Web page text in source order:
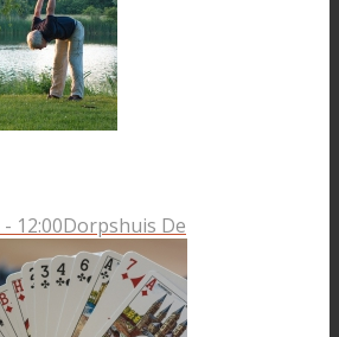
- 12:00Dorpshuis De